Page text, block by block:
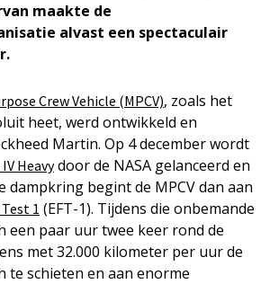
maakte de
alvast een spectaculair
Crew Vehicle (MPCV), zoals het
heet, werd ontwikkeld en
Martin. Op 4 december wordt
Heavydoor de NASA gelanceerd en
dampkring begint de MPCV dan aan
1 (EFT-1). Tijdens die onbemande
een paar uur twee keer rond de
met 32.000 kilometer per uur de
te schieten en aan enorme